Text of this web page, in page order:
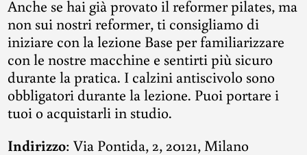
Anche se hai già provato il reformer pilates, ma
non sui nostri reformer, ti consigliamo di
iniziare con la lezione Base per familiarizzare
con le nostre macchine e sentirti più sicuro
durante la pratica. I calzini antiscivolo sono
obbligatori durante la lezione. Puoi portare i
tuoi o acquistarli in studio.
Indirizzo: Via Pontida, 2, 20121, Milano